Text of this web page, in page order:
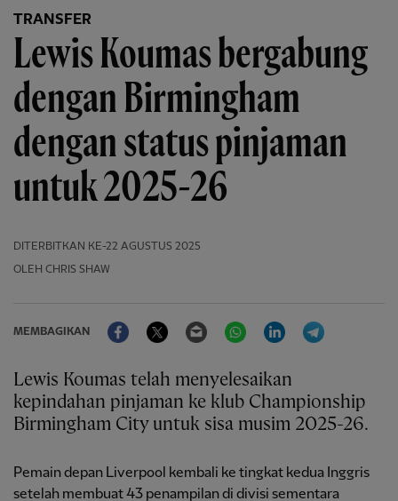
TRANSFER
Lewis Koumas bergabung
dengan Birmingham
dengan status pinjaman
untuk 2025-26
DITERBITKAN KE-22 AGUSTUS 2025
OLEH CHRIS SHAW
MEMBAGIKAN
FacebookTwitter Email WhatsAppLinkedIn
Lewis Koumas telah menyelesaikan
kepindahan pinjaman ke klub Championship
Birmingham City untuk sisa musim 2025-26.
Pemain depan Liverpool kembali ke tingkat kedua Inggris
setelah membuat 43 penampilan di divisi sementara